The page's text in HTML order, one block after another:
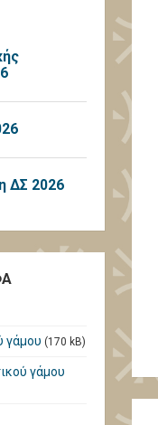
ΔΣ 2026
γάμου (170 kB)
γάμου